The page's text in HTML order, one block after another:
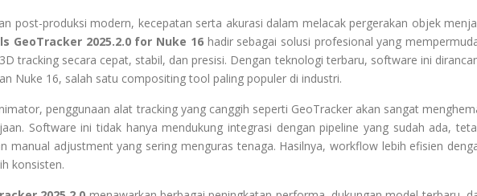
post-produksi modern, kecepatan serta akurasi dalam melacak pergerakan objek
GeoTracker 2025.2.0 for Nuke 16hadir sebagai solusi profesional yang
tracking secara cepat, stabil, dan presisi. Dengan teknologi terbaru, software ini
Nuke 16, salah satu compositing tool paling populer di industri.
penggunaan alat tracking yang canggih seperti GeoTracker akan sangat
Software ini tidak hanya mendukung integrasi dengan pipeline yang sudah ada,
manual adjustment yang sering menguras tenaga. Hasilnya, workflow lebih efisien
konsisten.